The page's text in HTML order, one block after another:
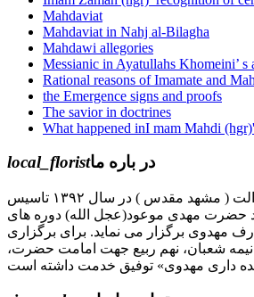
Mahdaviat
Mahdaviat in Nahj al-Bilagha
Mahdawi allegories
Messianic in Ayatullahs Khomeini’ s
Rational reasons of Imamate and
the Emergence signs and proofs
The savior in doctrines
What happened inI mam Mahdi
local_floristدر باره ما
کانون مهدویت صبح عدالت ( مشهد مقدس ) در سال ۱۳۹۲ تاسیس
حضرت مهدی موعود(عجل الله) دوره های
مهدوی برگزار می نماید. برای برگزاری
نیمه شعبان، نهم ربیع جهت امامت حضرت،